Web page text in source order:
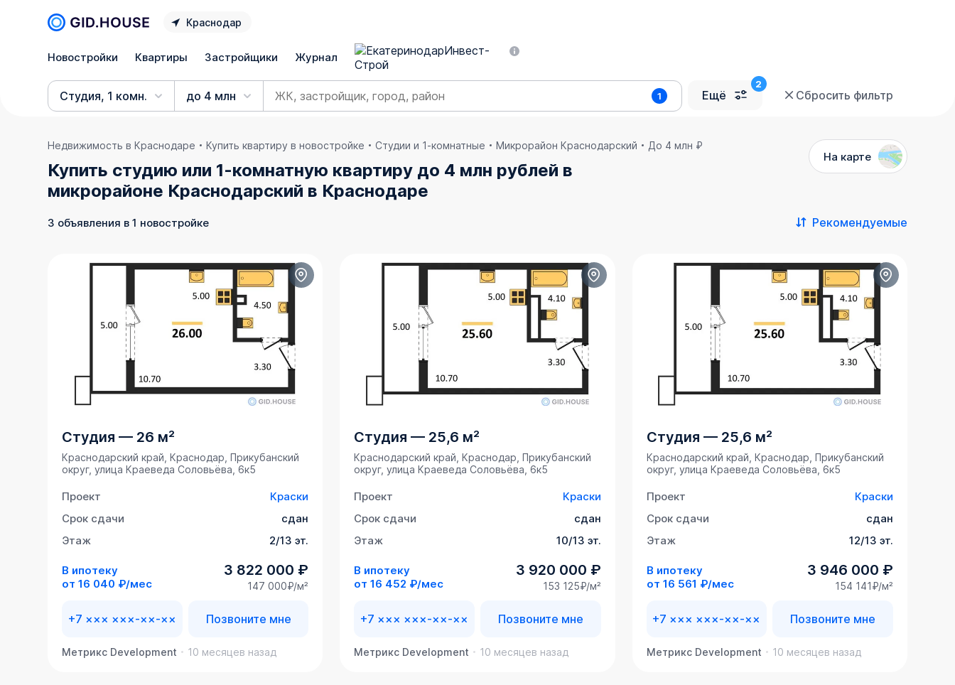
Краснодар
Новостройки Квартиры Застройщики Журнал
Студия, 1 комн. до 4 млн 1 Ещё Сбросить фильтр
Недвижимость в Краснодаре Купить квартиру в новостройке Студии и 1-комнатные Микрорайон Краснодарский До 4 млн ₽
Купить студию или 1-комнатную квартиру до 4 млн рублей в
микрорайоне Краснодарский в Краснодаре
На карте
3 объявления в 1 новостройке Рекомендуемые
Студия — 26 м²
Краснодарский край, Краснодар, Прикубанский
округ, улица Краеведа Соловьёва, 6к5
Проект
Краски
Срок сдачи
сдан
Этаж
2/13 эт.
В ипотеку
от16 040 ₽/мес
3 822 000 ₽
147 000₽/м²
+7 ××× ×××-××-×× Позвоните мне
Метрикс Development 10 месяцев назад
Студия — 25,6 м²
Краснодарский край, Краснодар, Прикубанский
округ, улица Краеведа Соловьёва, 6к5
Проект
Краски
Срок сдачи
сдан
Этаж
10/13 эт.
В ипотеку
от16 452 ₽/мес
3 920 000 ₽
153 125₽/м²
+7 ××× ×××-××-×× Позвоните мне
Метрикс Development 10 месяцев назад
Студия — 25,6 м²
Краснодарский край, Краснодар, Прикубанский
округ, улица Краеведа Соловьёва, 6к5
Проект
Краски
Срок сдачи
сдан
Этаж
12/13 эт.
В ипотеку
от 16 561 ₽/мес
3 946 000 ₽
154 141₽/м²
+7 ××× ×××-××-×× Позвоните мне
Метрикс Development 10 месяцев назад